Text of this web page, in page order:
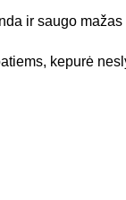
ir saugo mažas
kepurė